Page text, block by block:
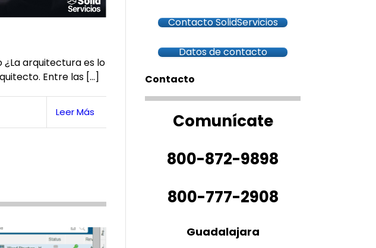
arquitectura es lo
Entre las […]
Leer Más
Contacto SolidServicios
Datos de contacto
Contacto
Comunícate
800-872-9898
800-777-2908
Guadalajara